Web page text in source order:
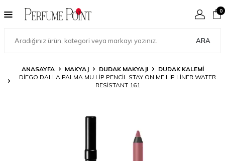
ARA
0
ANASAYFA MAKYAJ DUDAK MAKYAJI
DUDAK KALEMI
DIEGO DALLA PALMA MU LIP PENCIL STAY ON ME LIP LINER WATER
RESISTANT 161